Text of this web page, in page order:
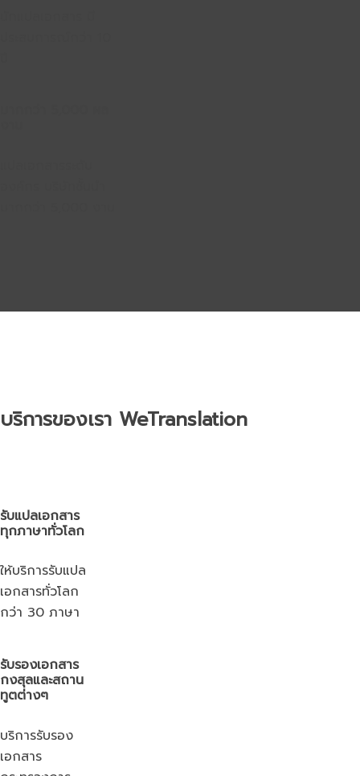
บริการของเรา WeTranslation
รับแปลเอกสาร
ทุกภาษาทั่วโลก
ให้บริการรับแปล
เอกสารทั่วโลก
กว่า 30 ภาษา
รับรองเอกสาร
กงสุลและสถาน
ทูตต่างๆ
บริการรับรอง
เอกสาร